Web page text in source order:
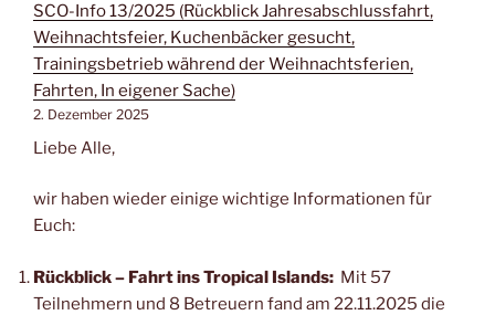
SCO-Info 13/2025 (Rückblick Jahresabschlussfahrt,
Weihnachtsfeier, Kuchenbäcker gesucht,
Trainingsbetrieb während der Weihnachtsferien,
Fahrten, In eigener Sache)
2. Dezember 2025
Liebe Alle,
wir haben wieder einige wichtige Informationen für
Euch:
Rückblick – Fahrt ins Tropical Islands: Mit 57
Teilnehmern und 8 Betreuern fand am 22.11.2025 die